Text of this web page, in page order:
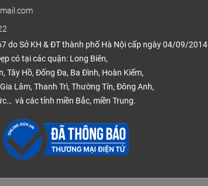
do Sở KH & ĐT thành phố Hà Nội cấp ngày 04/09/2014
có tại các quận: Long Biên,
Tây Hồ, Đống Đa, Ba Đình, Hoàn Kiếm,
Lâm, Thanh Trì, Thường Tín, Đông Anh,
và các tỉnh miền Bắc, miền Trung.